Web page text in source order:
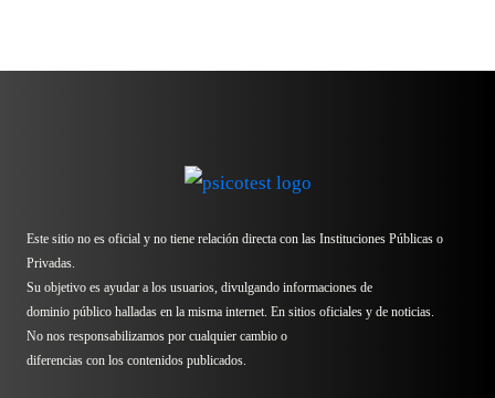
Este sitio no es oficial y no tiene relación directa con las Instituciones Públicas o
Privadas.
Su objetivo es ayudar a los usuarios, divulgando informaciones de
dominio público halladas en la misma internet. En sitios oficiales y de noticias.
No nos responsabilizamos por cualquier cambio o
diferencias con los contenidos publicados.